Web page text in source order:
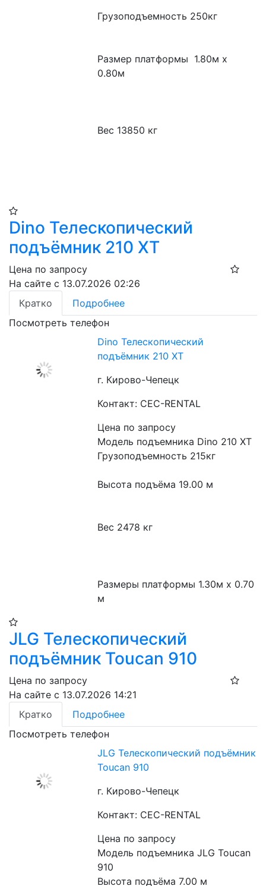
Грузоподъемность 250кг
Размер платформы  1.80м x
0.80м
Вес 13850 кг
Dino Телескопический
подъёмник 210 XT​
Цена по запросу
На сайте с 13.07.2026 02:26
Кратко
Подробнее
Посмотреть телефон
Dino Телескопический
подъёмник 210 XT​
г. Кирово-Чепецк
Контакт: CEC-RENTAL
Цена по запросу
Модель подъемника Dino 210 XT
Грузоподъемность 215кг
Высота подъёма 19.00 м
Вес 2478 кг
Размеры платформы 1.30м x 0.70
м
JLG Телескопический
подъёмник Toucan 910​
Цена по запросу
На сайте с 13.07.2026 14:21
Кратко
Подробнее
Посмотреть телефон
JLG Телескопический подъёмник
Toucan 910​
г. Кирово-Чепецк
Контакт: CEC-RENTAL
Цена по запросу
Модель подъемника JLG Toucan
910
Высота подъёма 7.00 м